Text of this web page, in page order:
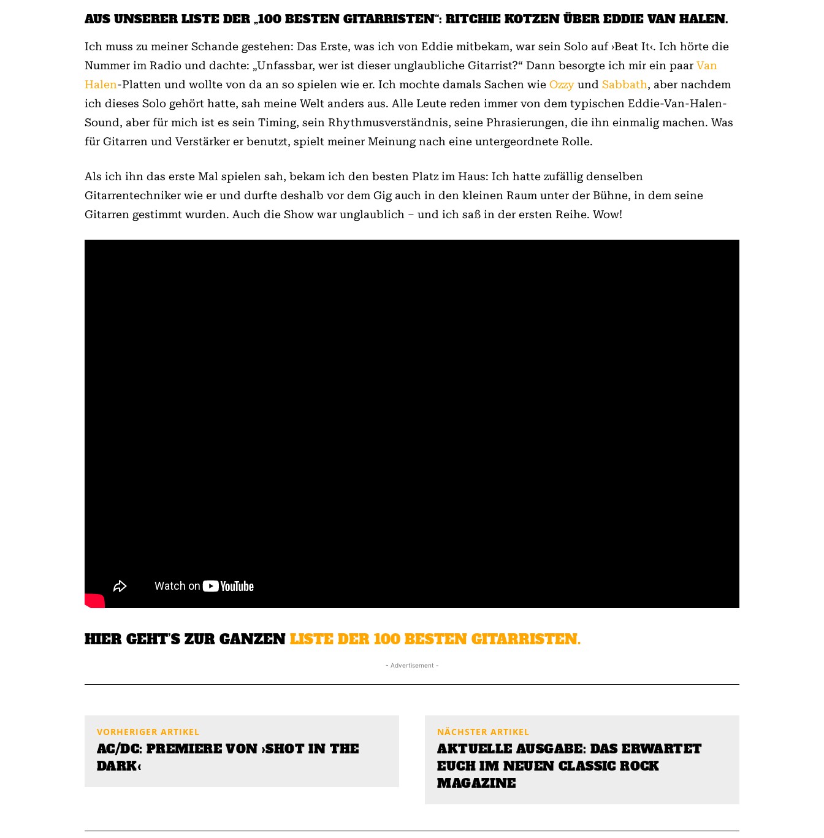
AUS UNSERER LISTE DER „100 BESTEN GITARRISTEN“: RITCHIE KOTZEN ÜBER EDDIE VAN HALEN.
Ich muss zu meiner Schande gestehen: Das Erste, was ich von Eddie mitbekam, war sein Solo auf ›Beat It‹. Ich hörte die
Nummer im Radio und dachte: „Unfassbar, wer ist dieser unglaubliche Gitarrist?“ Dann besorgte ich mir ein paar Van
Halen-Platten und wollte von da an so spielen wie er. Ich mochte damals Sachen wie Ozzy und Sabbath, aber nachdem
ich dieses Solo gehört hatte, sah meine Welt anders aus. Alle Leute reden immer von dem typischen Eddie-Van-Halen-
Sound, aber für mich ist es sein Timing, sein Rhythmus­verständnis, seine Phrasierungen, die ihn einmalig machen. Was
für Gitarren und Verstärker er benutzt, spielt meiner Meinung nach eine untergeordnete Rolle.
Als ich ihn das erste Mal spielen sah, bekam ich den besten Platz im Haus: Ich hatte zufällig denselben
Gitarrentechniker wie er und durfte deshalb vor dem Gig auch in den kleinen Raum unter der Bühne, in dem seine
Gitarren gestimmt wurden. Auch die Show war unglaublich – und ich saß in der ersten Reihe. Wow!
HIER GEHT’S ZUR GANZEN LISTE DER 100 BESTEN GITARRISTEN.
- Advertisement -
VORHERIGER ARTIKEL
AC/DC: PREMIERE VON ›SHOT IN THE
DARK‹
NÄCHSTER ARTIKEL
AKTUELLE AUSGABE: DAS ERWARTET
EUCH IM NEUEN CLASSIC ROCK
MAGAZINE